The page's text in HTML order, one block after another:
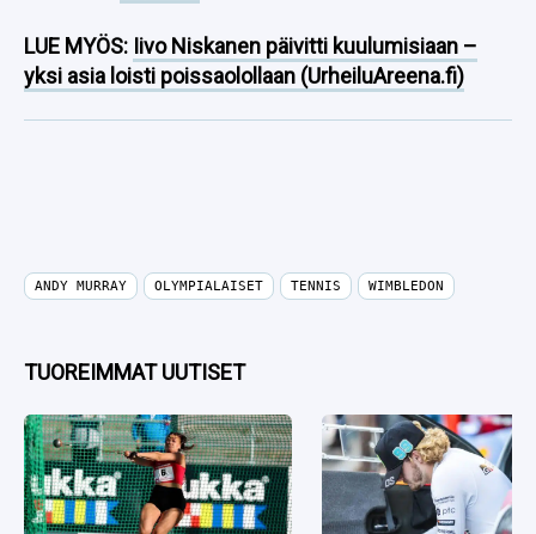
LUE MYÖS: Iivo Niskanen päivitti kuulumisiaan –
yksi asia loisti poissaolollaan (UrheiluAreena.fi)
ANDY MURRAY OLYMPIALAISET TENNIS WIMBLEDON
TUOREIMMAT UUTISET